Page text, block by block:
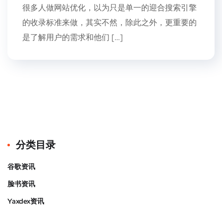
很多人做网站优化，以为只是单一的迎合搜索引擎
的收录标准来做，其实不然，除此之外，更重要的
是了解用户的需求和他们 […]
分类目录
谷歌资讯
脸书资讯
Yaxdex资讯